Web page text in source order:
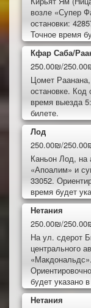
возле «Супер
остановки:
Точное время
Кфар Саба/
250.00₪/
Цомет
остановке. Код
время выезда
билете.
Лод
250.00₪/
Каньон Лод, на
«Апоалим» и
33052.
время будет
Нетания
250.00₪/
На ул. сдерот
центрального
будет указано
Нетания